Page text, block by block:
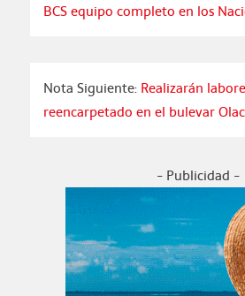
BCS equipo completo en los
Nota Siguiente: Realizarán
reencarpetado en el bulevar
- Publicidad -